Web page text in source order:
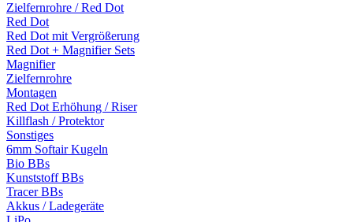
Zielfernrohre / Red Dot
Red Dot
Red Dot mit Vergrößerung
Red Dot + Magnifier Sets
Magnifier
Zielfernrohre
Montagen
Red Dot Erhöhung / Riser
Killflash / Protektor
Sonstiges
6mm Softair Kugeln
Bio BBs
Kunststoff BBs
Tracer BBs
Akkus / Ladegeräte